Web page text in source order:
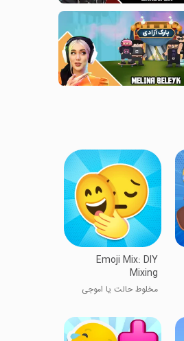
Emoji Mix: DIY
Mixing
مخلوط حالت یا اموجی